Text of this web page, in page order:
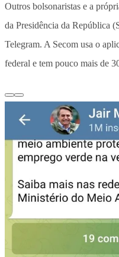
Outros bolsonaristas e a
da Presidência da República
Telegram. A Secom usa o
federal e tem pouco mais de